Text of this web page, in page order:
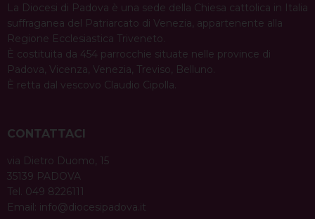
La Diocesi di Padova è una sede della Chiesa cattolica in Italia
suffraganea del Patriarcato di Venezia, appartenente alla
Regione Ecclesiastica Triveneto.
È costituita da 454 parrocchie situate nelle province di
Padova, Vicenza, Venezia, Treviso, Belluno.
È retta dal vescovo Claudio Cipolla.
CONTATTACI
via Dietro Duomo, 15
35139 PADOVA
Tel. 049 8226111
Email: info@diocesipadova.it